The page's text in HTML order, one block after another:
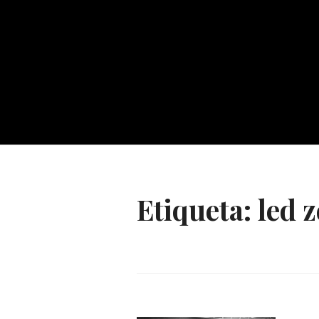
Etiqueta: led